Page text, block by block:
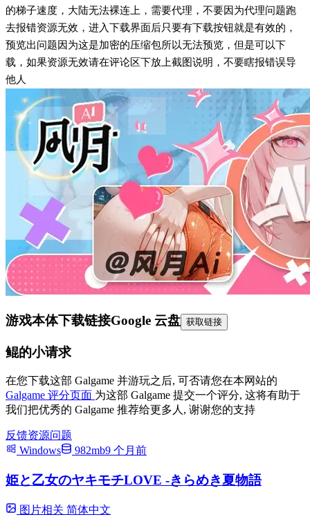
的梯子速度，大陆无法裸连上，需要代理，不要因为代理问题跑
去报错资源无效，进入下载界面后只要有下载按钮就是有效的，
预览出问题因为这是加密的压缩包所以无法预览，但是可以下
载，如果资源无效请在评论区下放上截图说明，不要瞎报错误导
他人
游戏本体下载链接Google 云盘 获取链接
鲲的小请求
在您下载这部 Galgame 并游玩之后, 可否请您在本网站的
Galgame 评分页面 为这部 Galgame 提交一个评分, 这将有助于
我们把优秀的 Galgame 推荐给更多人, 谢谢您的支持
反馈资源问题
Windows
982mb9 个月前
姫と乙女のヤキモチLOVE -きらめき夏物語
图片相关 简体中文